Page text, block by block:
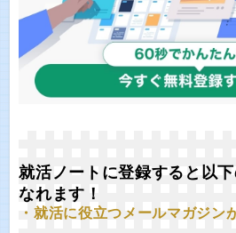
就活ノートに登録すると以
なれます！
・就活に役立つメールマガジン